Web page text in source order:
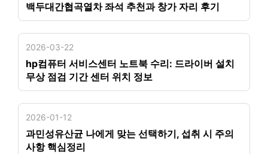
백두대간협곡열차 좌석 추천과 창가 자리 후기
2026-03-22
hp컴퓨터 서비스센터 노트북 수리: 드라이버 설치
무상 점검 기간 센터 위치 정보
2026-01-12
과민성유산균 나에게 맞는 선택하기, 섭취 시 주의
사항 핵심정리